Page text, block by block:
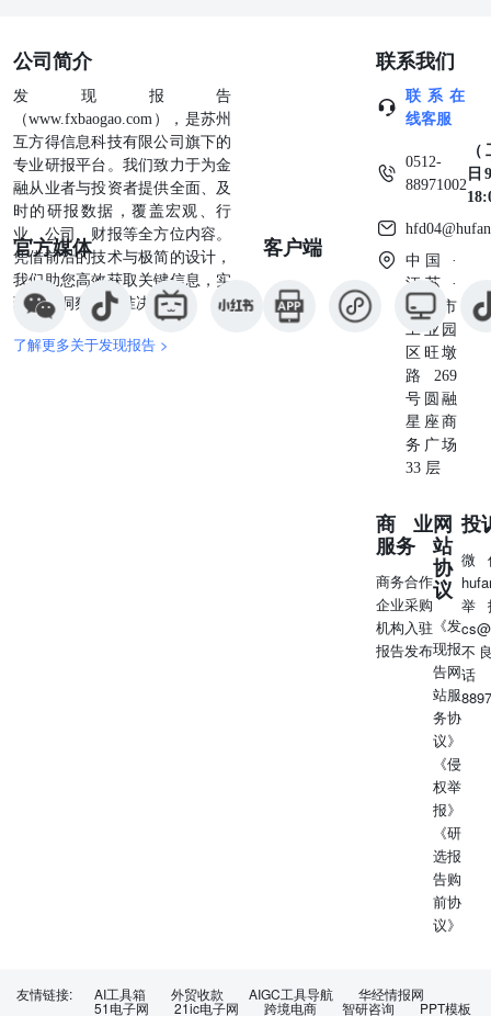
公司简介
发现报告
（www.fxbaogao.com），是苏州
互方得信息科技有限公司旗下的
专业研报平台。我们致力于为金
融从业者与投资者提供全面、及
时的研报数据，覆盖宏观、行
业、公司、财报等全方位内容。
凭借前沿的技术与极简的设计，
我们助您高效获取关键信息，实
现深度洞察与精准决策。
了解更多关于发现报告 >
官方媒体 客户端
联系我们
联系在
线客服
0512-
88971002
日
中国 ·
江苏 ·
苏州市
工业园
区旺墩
路269
号圆融
星座商
务广场
33 层
商业
服务
商务合作
企业采购
机构入驻
报告发布
网
站
协
议
《发
现报
告网
站服
务协
议》
《侵
权举
报》
《研
选报
告购
前协
议》
投
微
举
不
友情链接: AI工具箱 外贸收款 AIGC工具导航 华经情报网
51电子网 21ic电子网 跨境电商 智研咨询 PPT模板